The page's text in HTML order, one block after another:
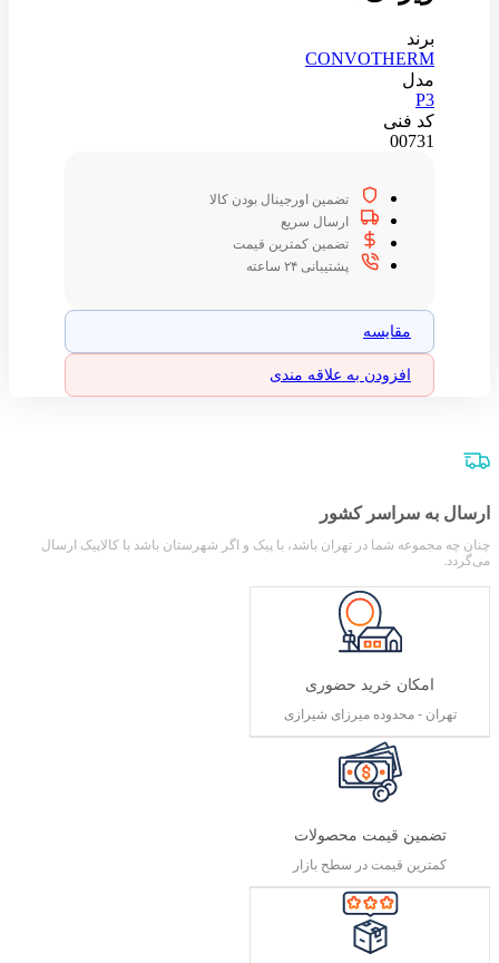
برند
CONVOTHERM
مدل
P3
کد فنی
00731
تضمین اورجینال بودن کالا
ارسال سریع
تضمین کمترین قیمت
پشتیبانی ۲۴ ساعته
مقایسه
افزودن به علاقه مندی
ارسال به سراسر کشور
چنان چه مجموعه شما در تهران باشد، با پیک و اگر شهرستان باشد با کالاپیک ارسال
می‌گردد.
امکان خرید حضوری
تهران - محدوده میرزای شیرازی
تضمین قیمت محصولات
کمترین قیمت در سطح بازار